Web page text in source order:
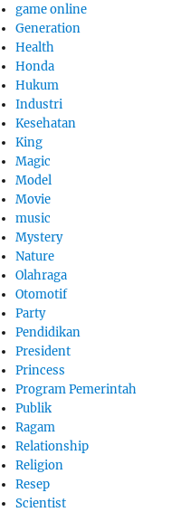
game online
Generation
Health
Honda
Hukum
Industri
Kesehatan
King
Magic
Model
Movie
music
Mystery
Nature
Olahraga
Otomotif
Party
Pendidikan
President
Princess
Program Pemerintah
Publik
Ragam
Relationship
Religion
Resep
Scientist